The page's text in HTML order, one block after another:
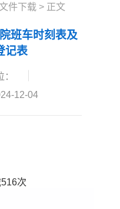
文件下载 > 正文
班车时刻表及
记表
12-04
516次